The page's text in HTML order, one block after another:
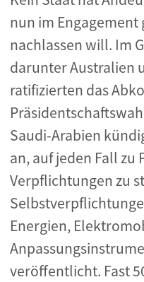
nun im Engagement
nachlassen will. Im
darunter Australien
ratifizierten das
Saudi-Arabien
an, auf jeden Fall zu
Verpflichtungen zu
Energien,
veröffentlicht. Fast